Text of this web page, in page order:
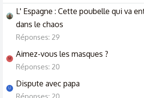
L' Espagne : Cette poubelle qui va
dans le chaos
Réponses: 29
M Aimez-vous les masques ?
Réponses: 20
U Dispute avec papa